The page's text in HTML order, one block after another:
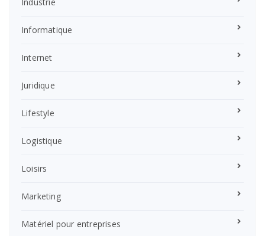
Informatique
Internet
Juridique
Lifestyle
Logistique
Loisirs
Marketing
Matériel pour entreprises